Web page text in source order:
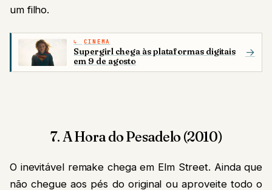
um filho.
CINEMA
Supergirl chega às plataformas digitais
em 9 de agosto
→
7. A Hora do Pesadelo (2010)
O inevitável remake chega em Elm Street. Ainda que
não chegue aos pés do original ou aproveite todo o